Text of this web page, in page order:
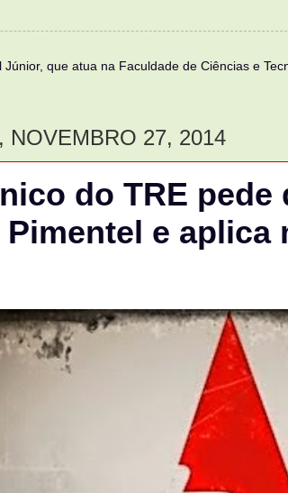
que atua na Faculdade de Ciências e
NOVEMBRO 27, 2014
do TRE pede
e aplica